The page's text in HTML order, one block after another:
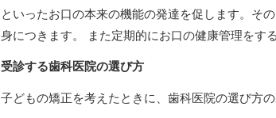
といったお口の本来の機能の発達を促します。そ
身につきます。 また定期的にお口の健康管理をす
受診する歯科医院の選び方
子どもの矯正を考えたときに、歯科医院の選び方の